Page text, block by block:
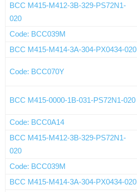
BCC M415-M412-3B-329-PS72N1-
020
Code: BCC039M
BCC M415-M414-3A-304-PX0434-020
Code: BCC070Y
BCC M415-0000-1B-031-PS72N1-020
Code: BCC0A14
BCC M415-M412-3B-329-PS72N1-
020
Code: BCC039M
BCC M415-M414-3A-304-PX0434-020